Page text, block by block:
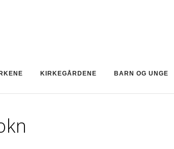
KIRKEGÅRDENE BARN OG UNGE